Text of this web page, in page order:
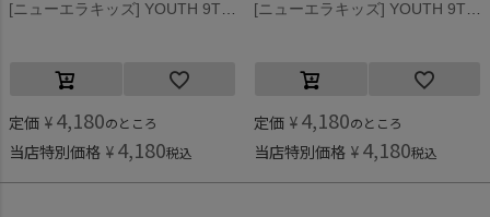
定価 ¥ 4,180のところ
当店特別価格 ¥ 4,180税込
定価 ¥ 4,180のところ
当店特別価格 ¥ 4,180税込